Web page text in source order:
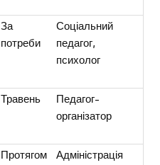
За
потреби
Соціальний
педагог,
психолог
Травень
Педагог-
організатор
Протягом
Адміністрація